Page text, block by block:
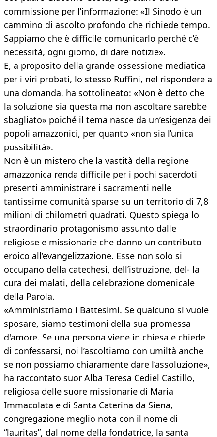
commissione per l’informazione: «Il Sinodo è un
cammino di ascolto profondo che richiede tempo.
Sappiamo che è difficile comunicarlo perché c’è
necessità, ogni giorno, di dare notizie».
E, a proposito della grande ossessione mediatica
per i viri probati, lo stesso Ruffini, nel rispondere a
una domanda, ha sottolineato: «Non è detto che
la soluzione sia questa ma non ascoltare sarebbe
sbagliato» poiché il tema nasce da un’esigenza dei
popoli amazzonici, per quanto «non sia l’unica
possibilità».
Non è un mistero che la vastità della regione
amazzonica renda difficile per i pochi sacerdoti
presenti amministrare i sacramenti nelle
tantissime comunità sparse su un territorio di 7,8
milioni di chilometri quadrati. Questo spiega lo
straordinario protagonismo assunto dalle
religiose e missionarie che danno un contributo
eroico all’evangelizzazione. Esse non solo si
occupano della catechesi, dell’istruzione, del- la
cura dei malati, della celebrazione domenicale
della Parola.
«Amministriamo i Battesimi. Se qualcuno si vuole
sposare, siamo testimoni della sua promessa
d'amore. Se una persona viene in chiesa e chiede
di confessarsi, noi l’ascoltiamo con umiltà anche
se non possiamo chiaramente dare l’assoluzione»,
ha raccontato suor Alba Teresa Cediel Castillo,
religiosa delle suore missionarie di Maria
Immacolata e di Santa Caterina da Siena,
congregazione meglio nota con il nome di
“lauritas”, dal nome della fondatrice, la santa